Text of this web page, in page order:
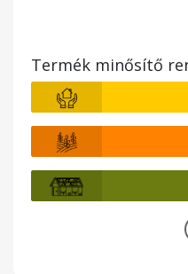
Termék minősítő